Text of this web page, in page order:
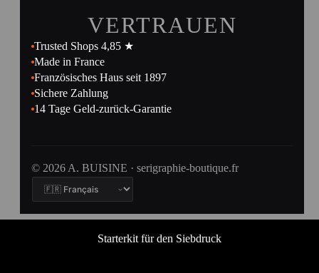
VERTRAUEN
Trusted Shops 4,85 ★
Made in France
Französisches Haus seit 1897
Sichere Zahlung
14 Tage Geld-zurück-Garantie
© 2026 A. BUISINE · serigraphie-boutique.fr
Starterkit für den Siebdruck